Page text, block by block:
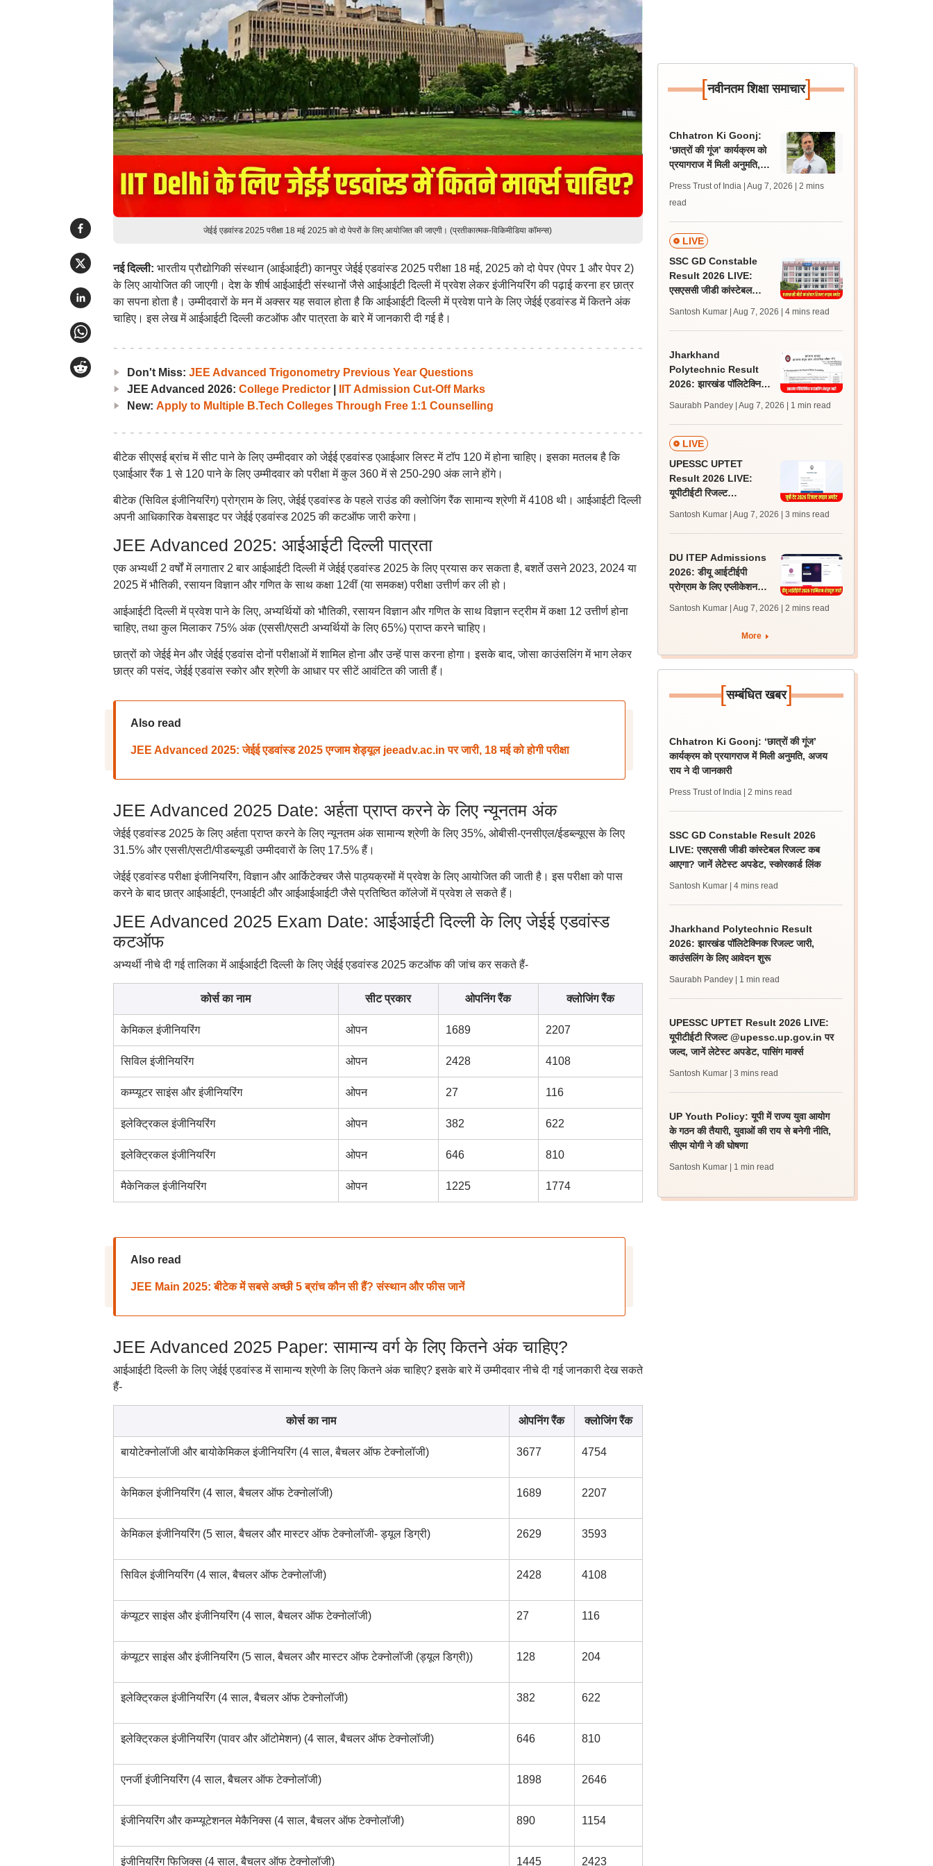
जेईई एडवांस्ड 2025 परीक्षा 18 मई 2025 को दो पेपरों के लिए आयोजित की जाएगी। (प्रतीकात्मक-विकिमीडिया कॉमन्स)
नई दिल्ली: भारतीय प्रौद्योगिकी संस्थान (आईआईटी) कानपुर जेईई एडवांस्ड 2025 परीक्षा 18 मई, 2025 को दो पेपर (पेपर 1 और पेपर 2)
के लिए आयोजित की जाएगी। देश के शीर्ष आईआईटी संस्थानों जैसे आईआईटी दिल्ली में प्रवेश लेकर इंजीनियरिंग की पढ़ाई करना हर छात्र
का सपना होता है। उम्मीदवारों के मन में अक्सर यह सवाल होता है कि आईआईटी दिल्ली में प्रवेश पाने के लिए जेईई एडवांस्ड में कितने अंक
चाहिए। इस लेख में आईआईटी दिल्ली कटऑफ और पात्रता के बारे में जानकारी दी गई है।
Don't Miss: JEE Advanced Trigonometry Previous Year Questions
JEE Advanced 2026: College Predictor|
IIT Admission Cut-Off Marks
New: Apply to Multiple B.Tech Colleges Through Free 1:1 Counselling
बीटेक सीएसई ब्रांच में सीट पाने के लिए उम्मीदवार को जेईई एडवांस्ड एआईआर लिस्ट में टॉप 120 में होना चाहिए। इसका मतलब है कि
एआईआर रैंक 1 से 120 पाने के लिए उम्मीदवार को परीक्षा में कुल 360 में से 250-290 अंक लाने होंगे।
बीटेक (सिविल इंजीनियरिंग) प्रोग्राम के लिए, जेईई एडवांस्ड के पहले राउंड की क्लोजिंग रैंक सामान्य श्रेणी में 4108 थी। आईआईटी दिल्ली
अपनी आधिकारिक वेबसाइट पर जेईई एडवांस्ड 2025 की कटऑफ जारी करेगा।
JEE Advanced 2025: आईआईटी दिल्ली पात्रता
एक अभ्यर्थी 2 वर्षों में लगातार 2 बार आईआईटी दिल्ली में जेईई एडवांस्ड 2025 के लिए प्रयास कर सकता है, बशर्ते उसने 2023, 2024 या
2025 में भौतिकी, रसायन विज्ञान और गणित के साथ कक्षा 12वीं (या समकक्ष) परीक्षा उत्तीर्ण कर ली हो।
आईआईटी दिल्ली में प्रवेश पाने के लिए, अभ्यर्थियों को भौतिकी, रसायन विज्ञान और गणित के साथ विज्ञान स्ट्रीम में कक्षा 12 उत्तीर्ण होना
चाहिए, तथा कुल मिलाकर 75% अंक (एससी/एसटी अभ्यर्थियों के लिए 65%) प्राप्त करने चाहिए।
छात्रों को जेईई मेन और जेईई एडवांस दोनों परीक्षाओं में शामिल होना और उन्हें पास करना होगा। इसके बाद, जोसा काउंसलिंग में भाग लेकर
छात्र की पसंद, जेईई एडवांस स्कोर और श्रेणी के आधार पर सीटें आवंटित की जाती हैं।
Also read
JEE Advanced 2025: जेईई एडवांस्ड 2025 एग्जाम शेड्यूल jeeadv.ac.in पर जारी, 18 मई को होगी परीक्षा
JEE Advanced 2025 Date: अर्हता प्राप्त करने के लिए न्यूनतम अंक
जेईई एडवांस्ड 2025 के लिए अर्हता प्राप्त करने के लिए न्यूनतम अंक सामान्य श्रेणी के लिए 35%, ओबीसी-एनसीएल/ईडब्ल्यूएस के लिए
31.5% और एससी/एसटी/पीडब्ल्यूडी उम्मीदवारों के लिए 17.5% हैं।
जेईई एडवांस्ड परीक्षा इंजीनियरिंग, विज्ञान और आर्किटेक्चर जैसे पाठ्यक्रमों में प्रवेश के लिए आयोजित की जाती है। इस परीक्षा को पास
करने के बाद छात्र आईआईटी, एनआईटी और आईआईआईटी जैसे प्रतिष्ठित कॉलेजों में प्रवेश ले सकते हैं।
JEE Advanced 2025 Exam Date: आईआईटी दिल्ली के लिए जेईई एडवांस्ड
कटऑफ
अभ्यर्थी नीचे दी गई तालिका में आईआईटी दिल्ली के लिए जेईई एडवांस्ड 2025 कटऑफ की जांच कर सकते हैं-
कोर्स का नाम सीट प्रकार ओपनिंग रैंक क्लोजिंग रैंक
केमिकल इंजीनियरिंग ओपन 1689 2207
सिविल इंजीनियरिंग ओपन 2428 4108
कम्प्यूटर साइंस और इंजीनियरिंग ओपन 27 116
इलेक्ट्रिकल इंजीनियरिंग ओपन 382 622
इलेक्ट्रिकल इंजीनियरिंग ओपन 646 810
मैकेनिकल इंजीनियरिंग ओपन 1225 1774
Also read
JEE Main 2025: बीटेक में सबसे अच्छी 5 ब्रांच कौन सी हैं? संस्थान और फीस जानें
JEE Advanced 2025 Paper: सामान्य वर्ग के लिए कितने अंक चाहिए?
आईआईटी दिल्ली के लिए जेईई एडवांस्ड में सामान्य श्रेणी के लिए कितने अंक चाहिए? इसके बारे में उम्मीदवार नीचे दी गई जानकारी देख सकते
हैं-
कोर्स का नाम ओपनिंग रैंक क्लोजिंग रैंक
बायोटेक्नोलॉजी और बायोकेमिकल इंजीनियरिंग (4 साल, बैचलर ऑफ टेक्नोलॉजी) 3677 4754
केमिकल इंजीनियरिंग (4 साल, बैचलर ऑफ टेक्नोलॉजी) 1689 2207
केमिकल इंजीनियरिंग (5 साल, बैचलर और मास्टर ऑफ टेक्नोलॉजी- ड्यूल डिग्री) 2629 3593
सिविल इंजीनियरिंग (4 साल, बैचलर ऑफ टेक्नोलॉजी) 2428 4108
कंप्यूटर साइंस और इंजीनियरिंग (4 साल, बैचलर ऑफ टेक्नोलॉजी) 27 116
कंप्यूटर साइंस और इंजीनियरिंग (5 साल, बैचलर और मास्टर ऑफ टेक्नोलॉजी (ड्यूल डिग्री)) 128 204
इलेक्ट्रिकल इंजीनियरिंग (4 साल, बैचलर ऑफ टेक्नोलॉजी) 382 622
इलेक्ट्रिकल इंजीनियरिंग (पावर और ऑटोमेशन) (4 साल, बैचलर ऑफ टेक्नोलॉजी) 646 810
एनर्जी इंजीनियरिंग (4 साल, बैचलर ऑफ टेक्नोलॉजी) 1898 2646
इंजीनियरिंग और कम्प्यूटेशनल मेकैनिक्स (4 साल, बैचलर ऑफ टेक्नोलॉजी) 890 1154
इंजीनियरिंग फिजिक्स (4 साल, बैचलर ऑफ टेक्नोलॉजी) 1445 2423
[नवीनतम शिक्षा समाचार]
Chhatron Ki Goonj:
‘छात्रों की गूंज’ कार्यक्रम को
प्रयागराज में मिली अनुमति,
Press Trust of India | Aug 7, 2026
| 2 mins
read
LIVE
SSC GD Constable
Result 2026 LIVE:
एसएससी जीडी कांस्टेबल
लेटेस्ट अपडेट, स्कोरकार्ड लिंक
Santosh Kumar | Aug 7, 2026 | 4 mins read
Jharkhand
Polytechnic Result
2026: झारखंड पॉलिटेक्निक
Saurabh Pandey | Aug 7, 2026 | 1 min read
LIVE
UPESSC UPTET
Result 2026 LIVE:
यूपीटीईटी रिजल्ट
जल्द, जानें लेटेस्ट अपडेट,
पासिंग मार्क्स
Santosh Kumar | Aug 7, 2026 | 3 mins read
DU ITEP Admissions
2026: डीयू आईटीईपी
प्रोग्राम के लिए एप्लीकेशन
रिजल्ट 10 अगस्त को
Santosh Kumar | Aug 7, 2026 | 2 mins read
More
[सम्बंधित खबर]
Chhatron Ki Goonj: ‘छात्रों की गूंज’
कार्यक्रम को प्रयागराज में मिली अनुमति, अजय
राय ने दी जानकारी
Press Trust of India | 2 mins read
SSC GD Constable Result 2026
LIVE: एसएससी जीडी कांस्टेबल रिजल्ट कब
आएगा? जानें लेटेस्ट अपडेट, स्कोरकार्ड लिंक
Santosh Kumar | 4 mins read
Jharkhand Polytechnic Result
2026: झारखंड पॉलिटेक्निक रिजल्ट जारी,
काउंसलिंग के लिए आवेदन शुरू
Saurabh Pandey | 1 min read
UPESSC UPTET Result 2026 LIVE:
यूपीटीईटी रिजल्ट @upessc.up.gov.in पर
जल्द, जानें लेटेस्ट अपडेट, पासिंग मार्क्स
Santosh Kumar | 3 mins read
UP Youth Policy: यूपी में राज्य युवा आयोग
के गठन की तैयारी, युवाओं की राय से बनेगी नीति,
सीएम योगी ने की घोषणा
Santosh Kumar | 1 min read